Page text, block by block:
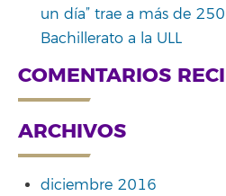
un día” trae a más de
Bachillerato a la ULL
COMENTARIOS
ARCHIVOS
diciembre 2016